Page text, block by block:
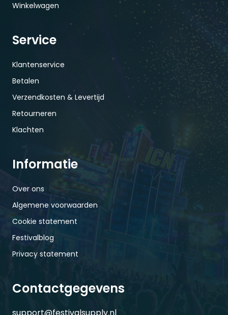
Winkelwagen
Service
Klantenservice
Betalen
Verzendkosten & Levertijd
Retourneren
Klachten
Informatie
Over ons
Algemene voorwaarden
Cookie statement
Festivalblog
Privacy statement
Contactgegevens